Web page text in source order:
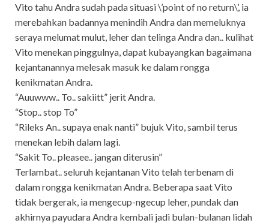
Vito tahu Andra sudah pada situasi \’point of no return\’, ia
merebahkan badannya menindih Andra dan memeluknya
seraya melumat mulut, leher dan telinga Andra dan.. kulihat
Vito menekan pinggulnya, dapat kubayangkan bagaimana
kejantanannya melesak masuk ke dalam rongga
kenikmatan Andra.
“Auuwww.. To.. sakiitt” jerit Andra.
“Stop.. stop To”
“Rileks An.. supaya enak nanti” bujuk Vito, sambil terus
menekan lebih dalam lagi.
“Sakit To.. pleasee.. jangan diterusin”
Terlambat.. seluruh kejantanan Vito telah terbenam di
dalam rongga kenikmatan Andra. Beberapa saat Vito
tidak bergerak, ia mengecup-ngecup leher, pundak dan
akhirnya payudara Andra kembali jadi bulan-bulanan lidah